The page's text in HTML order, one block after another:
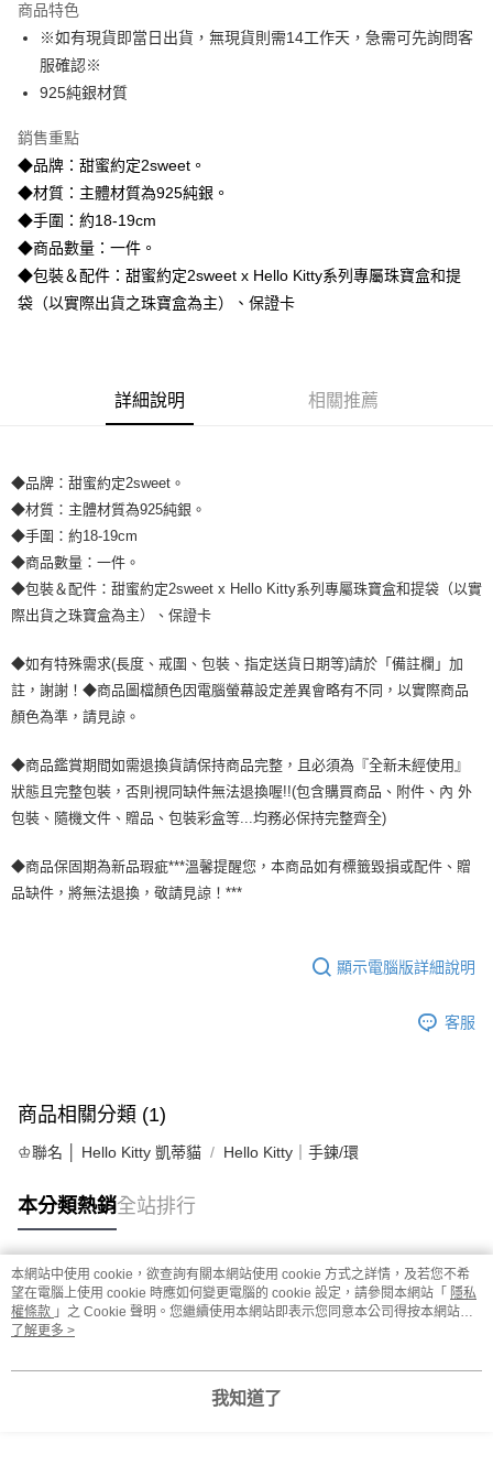
合作金庫商業銀行
華南商業銀行
彰化商業銀行
上海商業儲蓄銀行
國泰世華商業銀行
匯豐（台灣）商業銀行
聯邦商業銀行
元大商業銀行
台新國際商業銀行
台灣樂天信用卡公司
6 期 0 利率 每期
華南商業銀行
上海商業儲蓄銀行
臺灣中小企業銀行
匯豐（台灣）商業銀行
聯邦商業銀行
元大商業銀行
玉山商業銀行
台灣樂天信用卡公司
超商取貨付款
LINE Pay
Apple Pay
街口支付
悠遊付
7-11取貨付款
宅配
離島宅配
每筆NT$220，滿NT$3,000(含以上)免運費
商品特色
※如有現貨即當日出貨，無現貨則需14工作天，急需可先詢問客
服確認※
925純銀材質
銷售重點
◆品牌：甜蜜約定2sweet。
◆材質：主體材質為925純銀。
◆手圍：約18-19cm
◆商品數量：一件。
◆包裝＆配件：甜蜜約定2sweet x Hello Kitty系列專屬珠寶盒和提
袋（以實際出貨之珠寶盒為主）、保證卡
詳細說明 相關推薦
◆品牌：甜蜜約定2sweet。
◆材質：主體材質為925純銀。
◆手圍：約18-19cm
◆商品數量：一件。
◆包裝＆配件：甜蜜約定2sweet x Hello Kitty系列專屬珠寶盒和提袋（以實
際出貨之珠寶盒為主）、保證卡
◆如有特殊需求(長度、戒圍、包裝、指定送貨日期等)請於「備註欄」加
註，謝謝！◆商品圖檔顏色因電腦螢幕設定差異會略有不同，以實際商品
顏色為準，請見諒。
◆商品鑑賞期間如需退換貨請保持商品完整，且必須為『全新未經使用』
狀態且完整包裝，否則視同缺件無法退換喔!!(包含購買商品、附件、內 外
包裝、隨機文件、贈品、包裝彩盒等...均務必保持完整齊全)
◆商品保固期為新品瑕疵***溫馨提醒您，本商品如有標籤毀損或配件、贈
品缺件，將無法退換，敬請見諒！***
顯示電腦版詳細說明
客服
商品相關分類 (1)
♔聯名 │ Hello Kitty 凱蒂貓 Hello Kitty｜手鍊/環
本分類熱銷全站排行
熱門標籤
本網站中使用 cookie，欲查詢有關本網站使用 cookie 方式之詳情，及若您不希
望在電腦上使用 cookie 時應如何變更電腦的 cookie 設定，請參閱本網站「 隱私
權條款 」之 Cookie 聲明。您繼續使用本網站即表示您同意本公司得按本網站使
用條款之 Cookie 聲明使用 cookie。
了解更多 >
我知道了